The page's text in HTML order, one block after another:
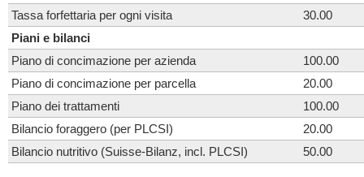
Tassa forfettaria per ogni visita
30.00
Piani e bilanci
Piano di concimazione per azienda
100.00
Piano di concimazione per parcella
20.00
Piano dei trattamenti
100.00
Bilancio foraggero (per PLCSI)
20.00
Bilancio nutritivo (Suisse-Bilanz, incl. PLCSI)
50.00